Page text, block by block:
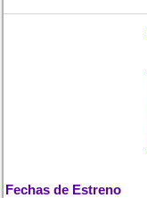
Fechas de Estreno